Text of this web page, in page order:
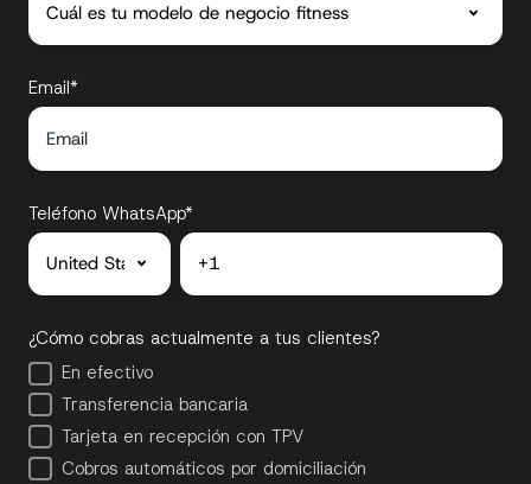
Email*
Teléfono WhatsApp*
¿Cómo cobras actualmente a tus clientes?
En efectivo
Transferencia bancaria
Tarjeta en recepción con TPV
Cobros automáticos por domiciliación